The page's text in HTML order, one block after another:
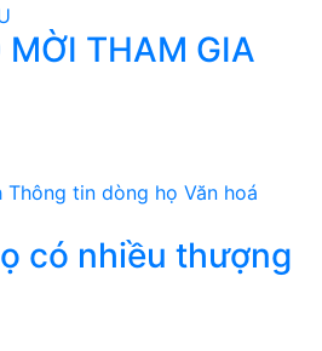
MỜI THAM GIA
Thông tin dòng họ Văn hoá
có nhiều thượng